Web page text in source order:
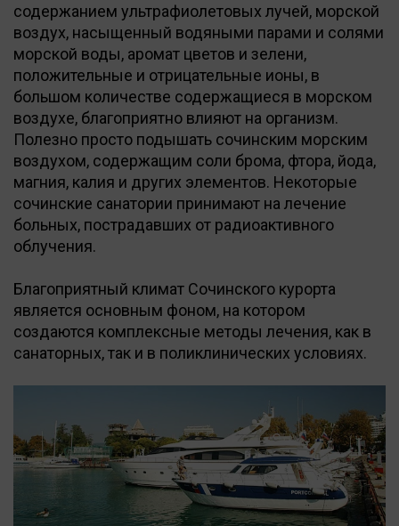
содержанием ультрафиолетовых лучей, морской
воздух, насыщенный водяными парами и солями
морской воды, аромат цветов и зелени,
положительные и отрицательные ионы, в
большом количестве содержащиеся в морском
воздухе, благоприятно влияют на организм.
Полезно просто подышать сочинским морским
воздухом, содержащим соли брома, фтора, йода,
магния, калия и других элементов. Некоторые
сочинские санатории принимают на лечение
больных, пострадавших от радиоактивного
облучения.
Благоприятный климат Сочинского курорта
является основным фоном, на котором
создаются комплексные методы лечения, как в
санаторных, так и в поликлинических условиях.